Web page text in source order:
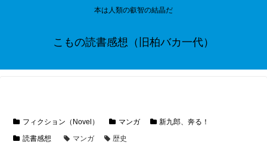
本は人類の叡智の結晶だ
こもの読書感想（旧柏バカ一代）
フィクション（Novel） マンガ
新九郎、奔る！
読書感想
マンガ 歴史